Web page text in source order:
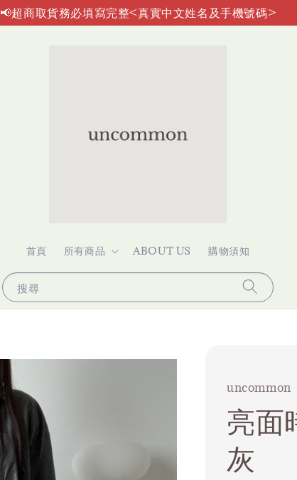
📢超商取貨務必填寫完整<真實中文姓名及手機號碼>
搜尋
首頁 所有商品 ABOUT US 購物須知
uncommon
亮面
灰